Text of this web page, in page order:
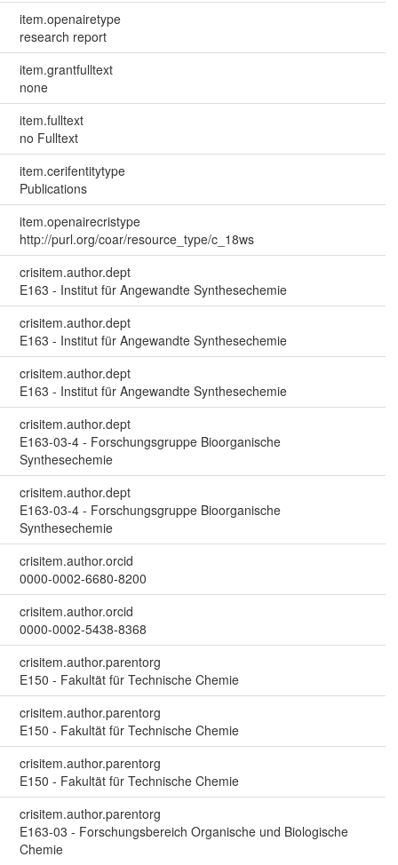
item.openairetype
research report
item.grantfulltext
none
item.fulltext
no Fulltext
item.cerifentitytype
Publications
item.openairecristype
http://purl.org/coar/resource_type/c_18ws
crisitem.author.dept
E163 - Institut für Angewandte Synthesechemie
crisitem.author.dept
E163 - Institut für Angewandte Synthesechemie
crisitem.author.dept
E163 - Institut für Angewandte Synthesechemie
crisitem.author.dept
E163-03-4 - Forschungsgruppe Bioorganische
Synthesechemie
crisitem.author.dept
E163-03-4 - Forschungsgruppe Bioorganische
Synthesechemie
crisitem.author.orcid
0000-0002-6680-8200
crisitem.author.orcid
0000-0002-5438-8368
crisitem.author.parentorg
E150 - Fakultät für Technische Chemie
crisitem.author.parentorg
E150 - Fakultät für Technische Chemie
crisitem.author.parentorg
E150 - Fakultät für Technische Chemie
crisitem.author.parentorg
E163-03 - Forschungsbereich Organische und Biologische
Chemie